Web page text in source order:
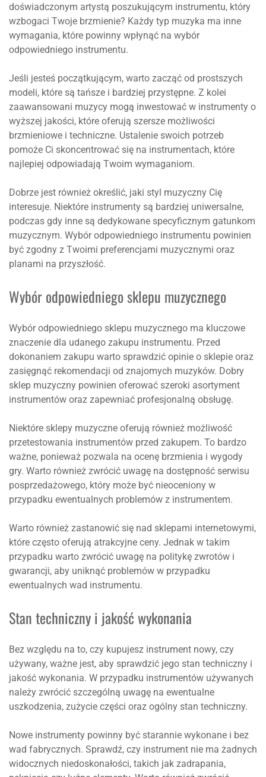
doświadczonym artystą poszukującym instrumentu, który
wzbogaci Twoje brzmienie? Każdy typ muzyka ma inne
wymagania, które powinny wpłynąć na wybór
odpowiedniego instrumentu.
Jeśli jesteś początkującym, warto zacząć od prostszych
modeli, które są tańsze i bardziej przystępne. Z kolei
zaawansowani muzycy mogą inwestować w instrumenty o
wyższej jakości, które oferują szersze możliwości
brzmieniowe i techniczne. Ustalenie swoich potrzeb
pomoże Ci skoncentrować się na instrumentach, które
najlepiej odpowiadają Twoim wymaganiom.
Dobrze jest również określić, jaki styl muzyczny Cię
interesuje. Niektóre instrumenty są bardziej uniwersalne,
podczas gdy inne są dedykowane specyficznym gatunkom
muzycznym. Wybór odpowiedniego instrumentu powinien
być zgodny z Twoimi preferencjami muzycznymi oraz
planami na przyszłość.
Wybór odpowiedniego sklepu muzycznego
Wybór odpowiedniego sklepu muzycznego ma kluczowe
znaczenie dla udanego zakupu instrumentu. Przed
dokonaniem zakupu warto sprawdzić opinie o sklepie oraz
zasięgnąć rekomendacji od znajomych muzyków. Dobry
sklep muzyczny powinien oferować szeroki asortyment
instrumentów oraz zapewniać profesjonalną obsługę.
Niektóre sklepy muzyczne oferują również możliwość
przetestowania instrumentów przed zakupem. To bardzo
ważne, ponieważ pozwala na ocenę brzmienia i wygody
gry. Warto również zwrócić uwagę na dostępność serwisu
posprzedażowego, który może być nieoceniony w
przypadku ewentualnych problemów z instrumentem.
Warto również zastanowić się nad sklepami internetowymi,
które często oferują atrakcyjne ceny. Jednak w takim
przypadku warto zwrócić uwagę na politykę zwrotów i
gwarancji, aby uniknąć problemów w przypadku
ewentualnych wad instrumentu.
Stan techniczny i jakość wykonania
Bez względu na to, czy kupujesz instrument nowy, czy
używany, ważne jest, aby sprawdzić jego stan techniczny i
jakość wykonania. W przypadku instrumentów używanych
należy zwrócić szczególną uwagę na ewentualne
uszkodzenia, zużycie części oraz ogólny stan techniczny.
Nowe instrumenty powinny być starannie wykonane i bez
wad fabrycznych. Sprawdź, czy instrument nie ma żadnych
widocznych niedoskonałości, takich jak zadrapania,